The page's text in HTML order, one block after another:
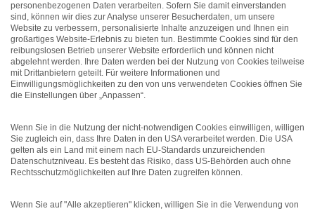
New Work
Studie: Workations können die
Arbeitgeberattraktivität
erhöhen
Führung
Unterschätztes Potenzial:
Führungskräfte mit
Einschränkungen
personenbezogenen Daten verarbeiten. Sofern Sie damit einverstanden
sind, können wir dies zur Analyse unserer Besucherdaten, um unsere
Website zu verbessern, personalisierte Inhalte anzuzeigen und Ihnen ein
großartiges Website-Erlebnis zu bieten tun. Bestimmte Cookies sind für den
reibungslosen Betrieb unserer Website erforderlich und können nicht
abgelehnt werden. Ihre Daten werden bei der Nutzung von Cookies teilweise
mit Drittanbietern geteilt. Für weitere Informationen und
Einwilligungsmöglichkeiten zu den von uns verwendeten Cookies öffnen Sie
die Einstellungen über „Anpassen“.
Wenn Sie in die Nutzung der nicht-notwendigen Cookies einwilligen, willigen
Sie zugleich ein, dass Ihre Daten in den USA verarbeitet werden. Die USA
gelten als ein Land mit einem nach EU-Standards unzureichenden
Datenschutzniveau. Es besteht das Risiko, dass US-Behörden auch ohne
Rechtsschutzmöglichkeiten auf Ihre Daten zugreifen können.
Wenn Sie auf "Alle akzeptieren" klicken, willigen Sie in die Verwendung von